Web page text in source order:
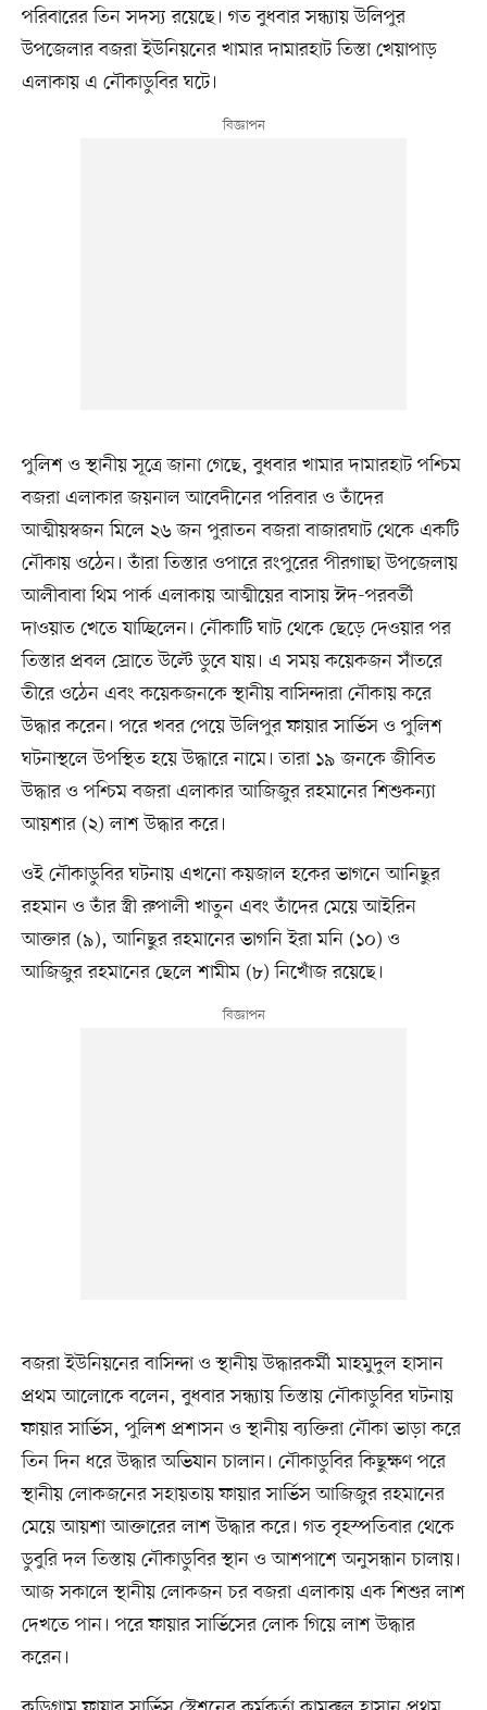
পরিবারের তিন সদস্য রয়েছে। গত বুধবার সন্ধ্যায় উলিপুর
উপজেলার বজরা ইউনিয়নের খামার দামারহাট তিস্তা খেয়াপাড়
এলাকায় এ নৌকাডুবির ঘটে।
পুলিশ ও স্থানীয় সূত্রে জানা গেছে, বুধবার খামার দামারহাট পশ্চিম
বজরা এলাকার জয়নাল আবেদীনের পরিবার ও তাঁদের
আত্মীয়স্বজন মিলে ২৬ জন পুরাতন বজরা বাজারঘাট থেকে একটি
নৌকায় ওঠেন। তাঁরা তিস্তার ওপারে রংপুরের পীরগাছা উপজেলায়
আলীবাবা থিম পার্ক এলাকায় আত্মীয়ের বাসায় ঈদ-পরবর্তী
দাওয়াত খেতে যাচ্ছিলেন। নৌকাটি ঘাট থেকে ছেড়ে দেওয়ার পর
তিস্তার প্রবল স্রোতে উল্টে ডুবে যায়। এ সময় কয়েকজন সাঁতরে
তীরে ওঠেন এবং কয়েকজনকে স্থানীয় বাসিন্দারা নৌকায় করে
উদ্ধার করেন। পরে খবর পেয়ে উলিপুর ফায়ার সার্ভিস ও পুলিশ
ঘটনাস্থলে উপস্থিত হয়ে উদ্ধারে নামে। তারা ১৯ জনকে জীবিত
উদ্ধার ও পশ্চিম বজরা এলাকার আজিজুর রহমানের শিশুকন্যা
আয়শার (২) লাশ উদ্ধার করে।
ওই নৌকাডুবির ঘটনায় এখনো কয়জাল হকের ভাগনে আনিছুর
রহমান ও তাঁর স্ত্রী রুপালী খাতুন এবং তাঁদের মেয়ে আইরিন
আক্তার (৯), আনিছুর রহমানের ভাগনি ইরা মনি (১০) ও
আজিজুর রহমানের ছেলে শামীম (৮) নিখোঁজ রয়েছে।
বজরা ইউনিয়নের বাসিন্দা ও স্থানীয় উদ্ধারকর্মী মাহমুদুল হাসান
প্রথম আলোকে বলেন, বুধবার সন্ধ্যায় তিস্তায় নৌকাডুবির ঘটনায়
ফায়ার সার্ভিস, পুলিশ প্রশাসন ও স্থানীয় ব্যক্তিরা নৌকা ভাড়া করে
তিন দিন ধরে উদ্ধার অভিযান চালান। নৌকাডুবির কিছুক্ষণ পরে
স্থানীয় লোকজনের সহায়তায় ফায়ার সার্ভিস আজিজুর রহমানের
মেয়ে আয়শা আক্তারের লাশ উদ্ধার করে। গত বৃহস্পতিবার থেকে
ডুবুরি দল তিস্তায় নৌকাডুবির স্থান ও আশপাশে অনুসন্ধান চালায়।
আজ সকালে স্থানীয় লোকজন চর বজরা এলাকায় এক শিশুর লাশ
দেখতে পান। পরে ফায়ার সার্ভিসের লোক গিয়ে লাশ উদ্ধার
করেন।